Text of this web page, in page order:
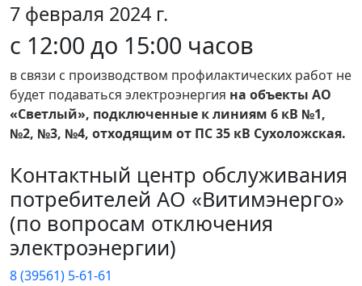
7 февраля 2024 г.
с 12:00 до 15:00 часов
в связи с производством профилактических работ не
будет подаваться электроэнергия на объекты АО
«Светлый», подключенные к линиям 6 кВ №1,
№2, №3, №4, отходящим от ПС 35 кВ Сухоложская.
Контактный центр обслуживания
потребителей АО «Витимэнерго»
(по вопросам отключения
электроэнергии)
8 (39561) 5-61-61